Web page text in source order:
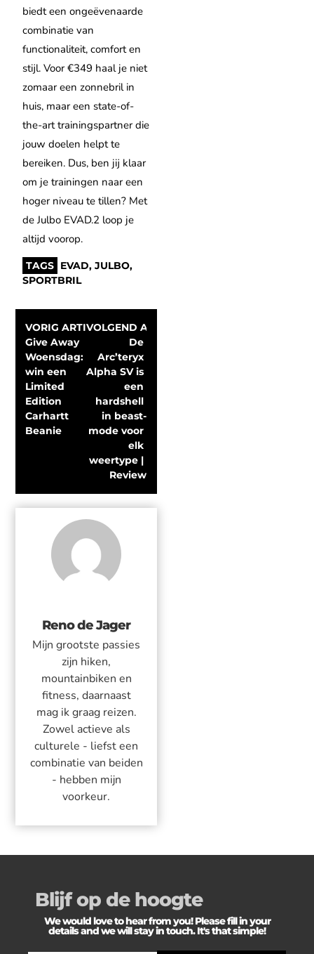
biedt een ongeëvenaarde
combinatie van
functionaliteit, comfort en
stijl. Voor €349 haal je niet
zomaar een zonnebril in
huis, maar een state-of-
the-art trainingspartner die
jouw doelen helpt te
bereiken. Dus, ben jij klaar
om je trainingen naar een
hoger niveau te tillen? Met
de Julbo EVAD.2 loop je
altijd voorop.
TAGS EVAD,JULBO,
SPORTBRIL
VORIG ARTIKEL
Give Away
Woensdag:
win een
Limited
Edition
Carhartt
Beanie
VOLGEND ARTIKEL
De
Arc’teryx
Alpha SV is
een
hardshell
in beast-
mode voor
elk
weertype |
Review
Reno de Jager
Mijn grootste passies
zijn hiken,
mountainbiken en
fitness, daarnaast
mag ik graag reizen.
Zowel actieve als
culturele - liefst een
combinatie van beiden
- hebben mijn
voorkeur.
Blijf op de hoogte
We would love to hear from you! Please fill in your
details and we will stay in touch. It's that simple!